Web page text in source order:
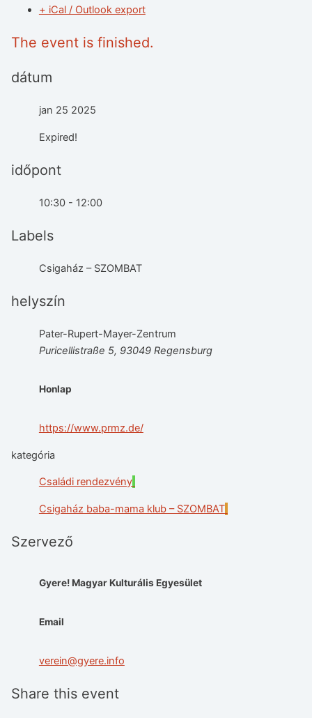
+ iCal / Outlook export
The event is finished.
dátum
jan 25 2025
Expired!
időpont
10:30 - 12:00
Labels
Csigaház – SZOMBAT
helyszín
Pater-Rupert-Mayer-Zentrum
Puricellistraße 5, 93049 Regensburg
Honlap
https://www.prmz.de/
kategória
Családi rendezvény
Csigaház baba-mama klub – SZOMBAT
Szervező
Gyere! Magyar Kulturális Egyesület
Email
verein@gyere.info
Share this event